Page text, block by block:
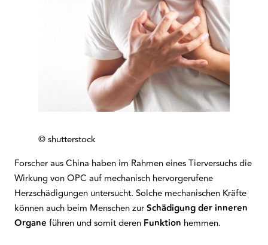
© shutterstock
Forscher aus China haben im Rahmen eines Tierversuchs die
Wirkung von OPC auf mechanisch hervorgerufene
Herzschädigungen untersucht. Solche mechanischen Kräfte
können auch beim Menschen zurSchädigung der inneren
Organe führen und somit deren Funktion hemmen.